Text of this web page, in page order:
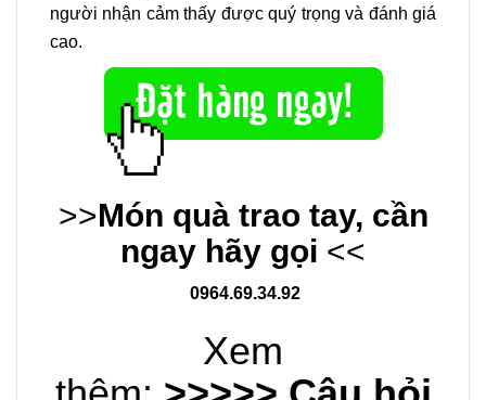
người nhận cảm thấy được quý trọng và đánh giá
cao.
>>Món quà trao tay, cần
ngay hãy gọi <<
0964.69.34.92
Xem